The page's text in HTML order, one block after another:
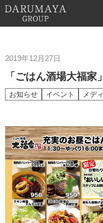
2019年12月27日
「ごはん酒場大福
お知らせ イベント メデ